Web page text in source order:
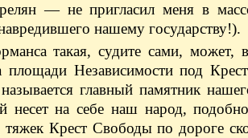
— не пригласил меня в
нашему государству!).
такая, судите сами, может,
площади Независимости под
главный памятник
несет на себе наш народ,
Крест Свободы по дороге